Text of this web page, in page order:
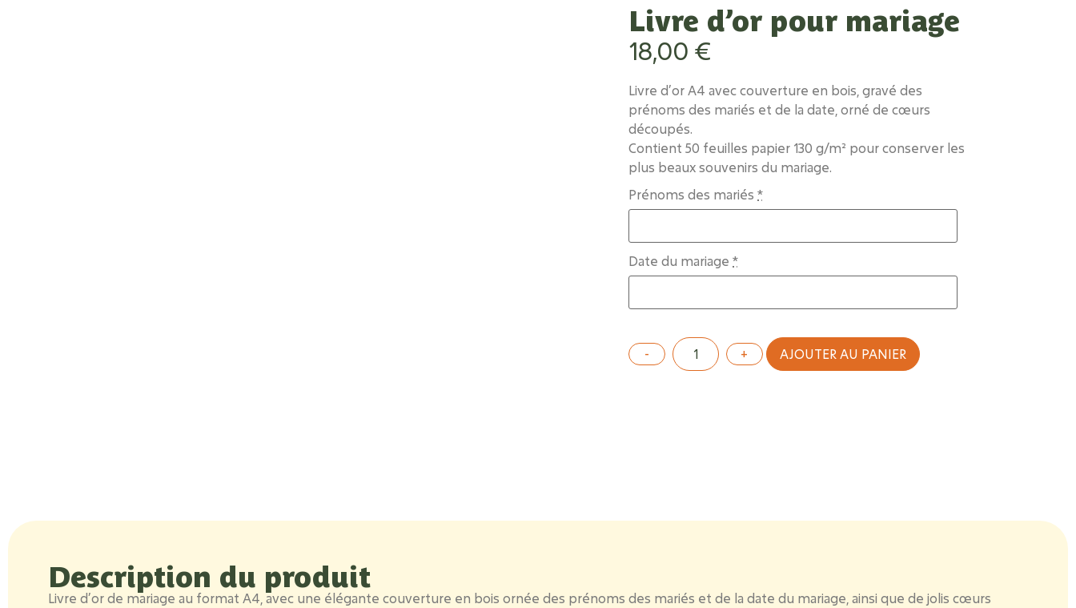
Livre d’or pour mariage
18,00 €
Livre d’or A4 avec couverture en bois, gravé des
prénoms des mariés et de la date, orné de cœurs
découpés.
Contient 50 feuilles papier 130 g/m² pour conserver les
plus beaux souvenirs du mariage.
Prénoms des mariés *
Date du mariage *
AJOUTER AU PANIER
Description du produit
Livre d’or de mariage au format A4, avec une élégante couverture en bois ornée des prénoms des mariés et de la date du mariage, ainsi que de jolis cœurs